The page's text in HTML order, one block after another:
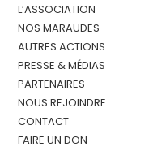
L’ASSOCIATION
NOS MARAUDES
AUTRES ACTIONS
PRESSE & MÉDIAS
PARTENAIRES
NOUS REJOINDRE
CONTACT
FAIRE UN DON